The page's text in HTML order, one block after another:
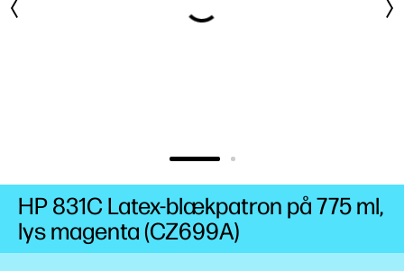
HP 831C Latex-blækpatron på 775 ml,
lys magenta (CZ699A)